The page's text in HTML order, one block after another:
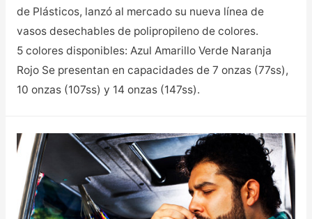
de Plásticos, lanzó al mercado su nueva línea de
vasos desechables de polipropileno de colores.
5 colores disponibles: Azul Amarillo Verde Naranja
Rojo Se presentan en capacidades de 7 onzas (77ss),
10 onzas (107ss) y 14 onzas (147ss).